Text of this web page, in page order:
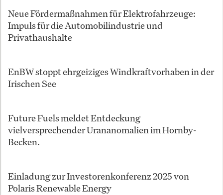
Neue Fördermaßnahmen für Elektrofahrzeuge:
Impuls für die Automobilindustrie und
Privathaushalte
EnBW stoppt ehrgeiziges Windkraftvorhaben in der
Irischen See
Future Fuels meldet Entdeckung
vielversprechender Urananomalien im Hornby-
Becken.
Einladung zur Investorenkonferenz 2025 von
Polaris Renewable Energy